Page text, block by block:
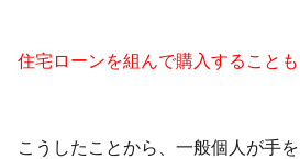
住宅ローンを組んで購入することも
こうしたことから、一般個人が手